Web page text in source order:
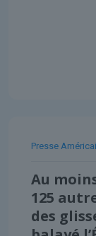
Presse
Au
125
des